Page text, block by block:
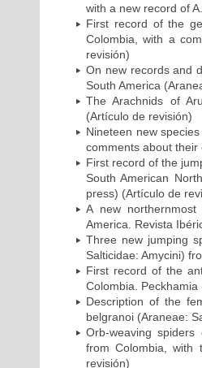
with a new record of
First record of the
Colombia, with a
revisión)
On new records and
South America
The Arachnids of
(Artículo de revisión)
Nineteen new
comments about
First record of the
South American
press) (Artículo de
A new
America. Revista
Three new jumping
Salticidae: Amycini)
First record of the
Colombia.
Description of the
belgranoi (Araneae:
Orb-weaving
from Colombia, with
revisión)